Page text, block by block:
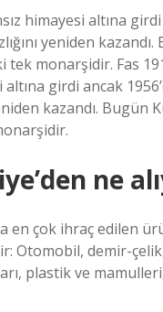
himayesi altına
yeniden
tek monarşidir. Fas
altına girdi ancak
kazandı. Bugün
ne
en çok ihraç edilen
Otomobil, demir-
plastik ve